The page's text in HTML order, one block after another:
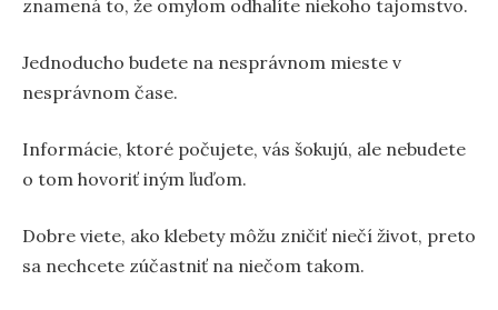
znamená to, že omylom odhalíte niekoho tajomstvo.
Jednoducho budete na nesprávnom mieste v
nesprávnom čase.
Informácie, ktoré počujete, vás šokujú, ale nebudete
o tom hovoriť iným ľuďom.
Dobre viete, ako klebety môžu zničiť niečí život, preto
sa nechcete zúčastniť na niečom takom.